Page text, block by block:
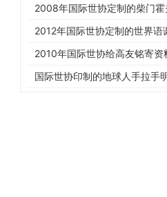
纪念邮票
2008年国际世协定制的柴门霍
念邮票
2012年国际世协定制的世界语
125周年邮票
2010年国际世协给高友铭寄资
信封
国际世协印制的地球人手拉手